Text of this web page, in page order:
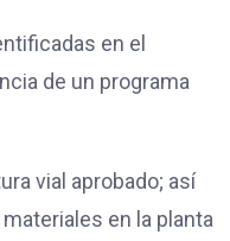
en el
de un programa
vial aprobado; así
en la planta